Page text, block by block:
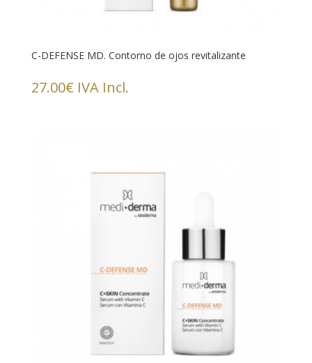
C-DEFENSE MD. Contorno de ojos revitalizante
27.00€ IVA Incl.